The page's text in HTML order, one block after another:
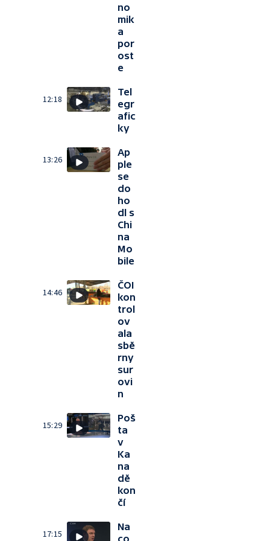
no
mik
a
por
ost
e
12:18
Tel
egr
afic
ky
13:26
Ap
ple
se
do
ho
dl s
Chi
na
Mo
bile
14:46
ČOI
kon
trol
ov
ala
sbě
rny
sur
ovi
n
15:29
Poš
ta
v
Ka
na
dě
kon
čí
17:15
Na
co